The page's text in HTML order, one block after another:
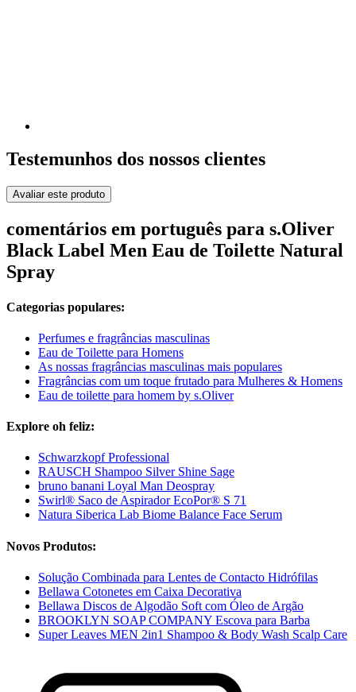
Testemunhos dos nossos clientes
Avaliar este produto
comentários em português para s.Oliver
Black Label Men Eau de Toilette Natural
Spray
Categorias populares:
Perfumes e fragrâncias masculinas
Eau de Toilette para Homens
As nossas fragrâncias masculinas mais populares
Fragrâncias com um toque frutado para Mulheres & Homens
Eau de toilette para homem by s.Oliver
Explore oh feliz:
Schwarzkopf Professional
RAUSCH Shampoo Silver Shine Sage
bruno banani Loyal Man Deospray
Swirl® Saco de Aspirador EcoPor® S 71
Natura Siberica Lab Biome Balance Face Serum
Novos Produtos:
Solução Combinada para Lentes de Contacto Hidrófilas
Bellawa Cotonetes em Caixa Decorativa
Bellawa Discos de Algodão Soft com Óleo de Argão
BROOKLYN SOAP COMPANY Escova para Barba
Super Leaves MEN 2in1 Shampoo & Body Wash Scalp Care